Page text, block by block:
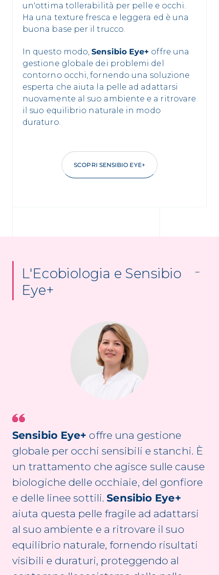
un'ottima tollerabilità per pelle e occhi.
Ha una texture fresca e leggera ed è una
buona base per il trucco.
In questo modo,Sensibio Eye+ offre una
gestione globale dei problemi del
contorno occhi, fornendo una soluzione
esperta che aiuta la pelle ad adattarsi
nuovamente al suo ambiente e a ritrovare
il suo equilibrio naturale in modo
duraturo.
SCOPRI SENSIBIO EYE+
L'Ecobiologia e Sensibio
Eye+
Sensibio Eye+ offre una gestione
globale per occhi sensibili e stanchi. È
un trattamento che agisce sulle cause
biologiche delle occhiaie, del gonfiore
e delle linee sottili.Sensibio Eye+
aiuta questa pelle fragile ad adattarsi
al suo ambiente e a ritrovare il suo
equilibrio naturale, fornendo risultati
visibili e duraturi, proteggendo al